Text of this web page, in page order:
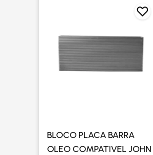
BLOCO PLACA BARRA
OLEO COMPATIVEL JOHN